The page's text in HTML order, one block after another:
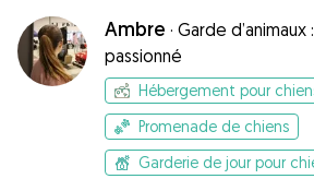
Ambre · Garde
passionné
Hébergement pour
Promenade de chiens
Garderie de jour pour